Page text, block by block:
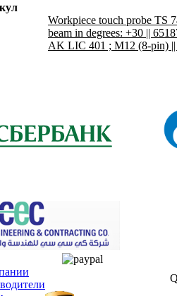
Workpiece touch probe TS
beam in degrees: +30 ||
AK LIC 401 ; M12 (8-pin) ||